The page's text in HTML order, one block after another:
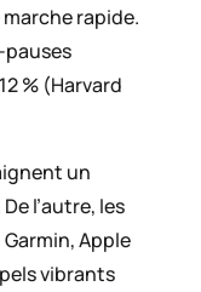
rapide.
% (Harvard
un
l’autre, les
Apple
vibrants